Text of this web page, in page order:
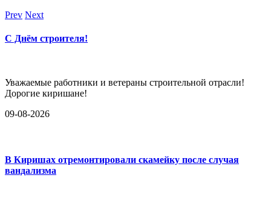
Prev Next
С Днём строителя!
Уважаемые работники и ветераны строительной отрасли!
Дорогие киришане!
09-08-2026
В Киришах отремонтировали скамейку после случая
вандализма